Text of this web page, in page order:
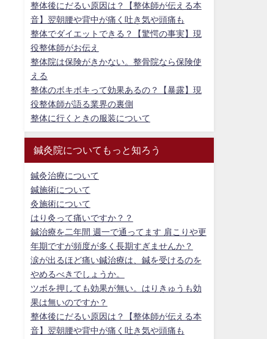
整体後にだるい原因は？【整体師が伝える本
音】翌朝腰や背中が痛く吐き気や頭痛も
整体でダイエットできる？【驚愕の事実】現
役整体師がお伝え
整体院は保険がきかない。整骨院なら保険使
える
整体のボキボキって効果あるの？【暴露】現
役整体師が語る業界の裏側
整体に行くときの服装について
鍼灸院についてもっと知ろう
鍼灸治療について
鍼施術について
灸施術について
はり灸って痛いですか？？
鍼治療を二年間 週一で通ってます 肩こりや更
年期ですが頻度が多く長期すぎませんか？
涙が出るほど痛い鍼治療は、鍼を受けるのを
やめるべきでしょうか。
ツボを押しても効果が無い。はりきゅうも効
果は無いのですか？
整体後にだるい原因は？【整体師が伝える本
音】翌朝腰や背中が痛く吐き気や頭痛も